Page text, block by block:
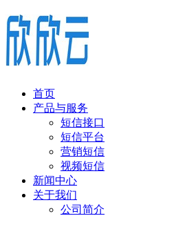
首页
产品与服务
短信接口
短信平台
营销短信
视频短信
新闻中心
关于我们
公司简介